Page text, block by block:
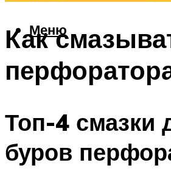
Меню
Как
Топ-4 смазки
буров